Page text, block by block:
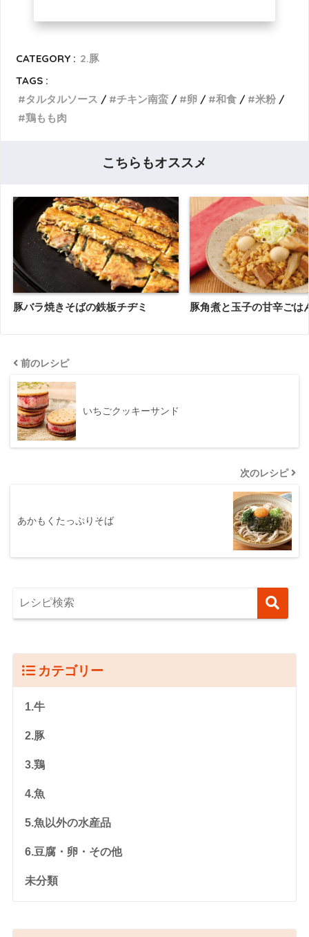
CATEGORY : 2.豚
TAGS :
タルタルソース
チキン南蛮 卵 和食
米粉
鶏もも肉
こちらもオススメ
豚バラ焼きそばの鉄板チヂミ 豚角煮と玉子の甘辛ごは
前のレシピ
いちごクッキーサンド
次のレシピ
あかもくたっぷりそば
カテゴリー
1.牛
2.豚
3.鶏
4.魚
5.魚以外の水産品
6.豆腐・卵・その他
未分類